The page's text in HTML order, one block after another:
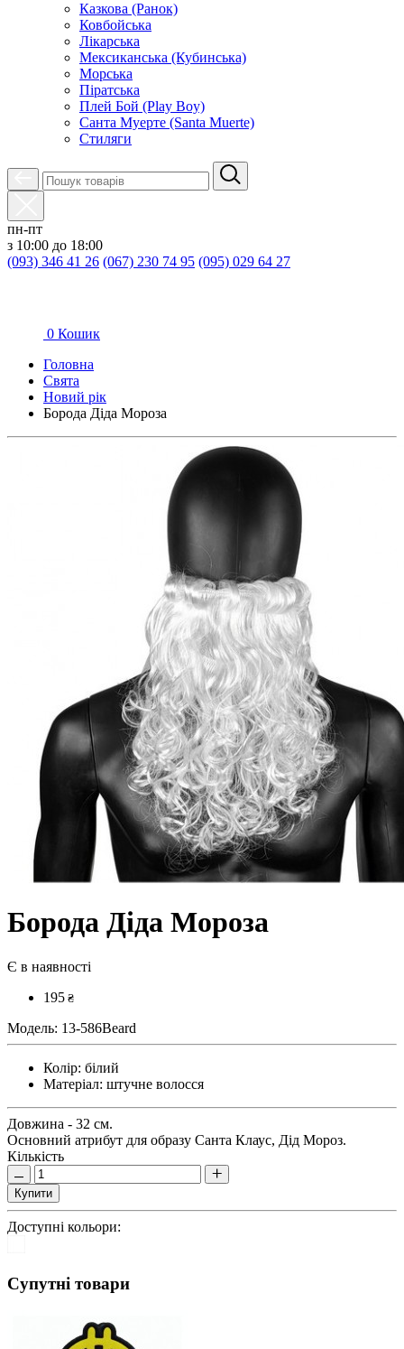
Казкова (Ранок)
Ковбойська
Лікарська
Мексиканська (Кубинська)
Морська
Піратська
Плей Бой (Play Boy)
Санта Муерте (Santa Muerte)
Стиляги
пн-пт
з 10:00 до 18:00
(093) 346 41 26 (067) 230 74 95 (095) 029 64 27
0 Кошик
Головна
Свята
Новий рік
Борода Діда Мороза
Борода Діда Мороза
Є в наявності
195 ₴
Модель: 13-586Beard
Колір: білий
Матеріал: штучне волосся
Довжина - 32 см.
Основний атрибут для образу Санта Клаус, Дід Мороз.
Кількість
Купити
Доступні кольори:
Супутні товари